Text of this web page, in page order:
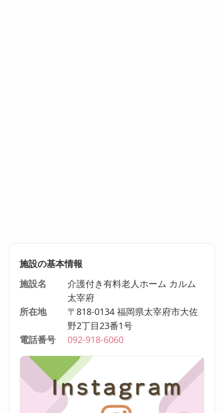
施設の基本情報
施設名
介護付き有料老人ホーム カルム
太宰府
所在地
〒818-0134 福岡県太宰府市大佐
野2丁目23番1号
電話番号
092-918-6060